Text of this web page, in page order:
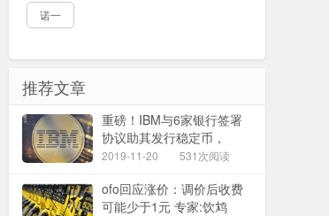
诺一
推荐文章
重磅！IBM与6家银行签署
协议助其发行稳定币，
2019-11-20 531次阅读
ofo回应涨价：调价后收费
可能少于1元 专家:饮鸩